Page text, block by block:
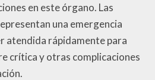
en este órgano. Las
una emergencia
atendida rápidamente para
crítica y otras complicaciones